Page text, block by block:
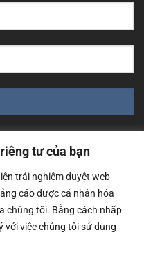
tư của bạn
trải nghiệm duyệt web
cáo được cá nhân hóa
chúng tôi. Bằng cách nhấp
với việc chúng tôi sử dụng
Số ĐKKD: 0108783483
và Đầu Tư Tp. Hà
All Rights Reserved